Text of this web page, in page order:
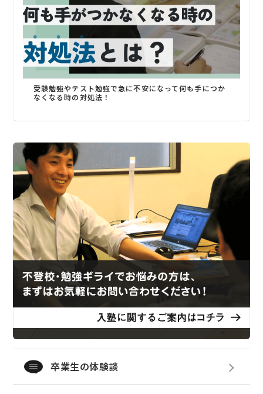
受験勉強やテスト勉強で急に不安になって何も手につか
なくなる時の対処法！
卒業生の体験談